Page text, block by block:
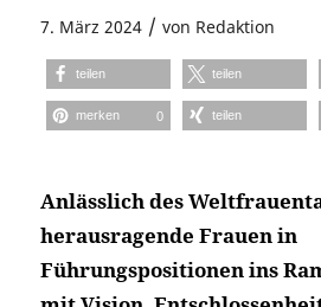
7. März 2024 / von Redaktion
teilen teilen
merken 0 teilen
Anlässlich des
herausragende Frauen in
Führungspositionen ins